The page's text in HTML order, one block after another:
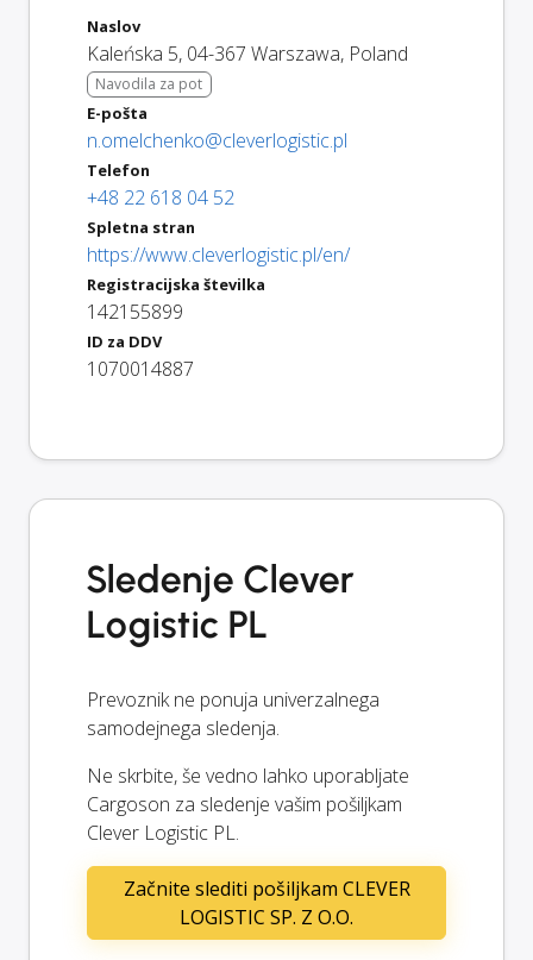
Naslov
Kaleńska 5, 04-367 Warszawa, Poland
Navodila za pot
E-pošta
n.omelchenko@cleverlogistic.pl
Telefon
+48 22 618 04 52
Spletna stran
https://www.cleverlogistic.pl/en/
Registracijska številka
142155899
ID za DDV
1070014887
Sledenje Clever
Logistic PL
Prevoznik ne ponuja univerzalnega
samodejnega sledenja.
Ne skrbite, še vedno lahko uporabljate
Cargoson za sledenje vašim pošiljkam
Clever Logistic PL.
Začnite slediti pošiljkam CLEVER
LOGISTIC SP. Z O.O.